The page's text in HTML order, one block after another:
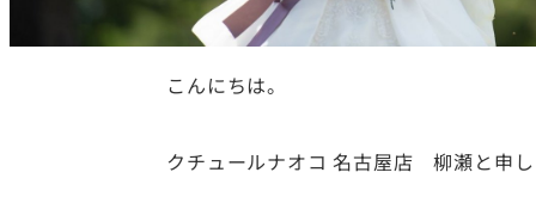
こんにちは。
クチュールナオコ 名古屋店 柳瀬と申